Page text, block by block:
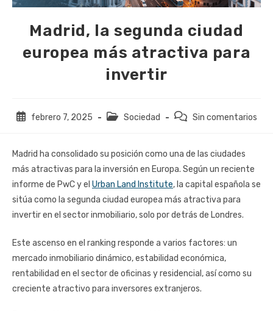
Madrid, la segunda ciudad
europea más atractiva para
invertir
Publicación
entrada:
febrero 7, 2025
Categoría
entrada:
Sociedad
Comentarios
entrada:
Sin comentarios
Madrid ha consolidado su posición como una de las ciudades
más atractivas para la inversión en Europa. Según un reciente
informe de PwC y el Urban Land Institute, la capital española se
sitúa como la segunda ciudad europea más atractiva para
invertir en el sector inmobiliario, solo por detrás de Londres.
Este ascenso en el ranking responde a varios factores: un
mercado inmobiliario dinámico, estabilidad económica,
rentabilidad en el sector de oficinas y residencial, así como su
creciente atractivo para inversores extranjeros.